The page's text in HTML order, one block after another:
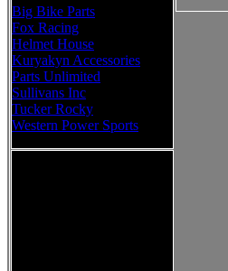
Big Bike Parts
Fox Racing
Helmet House
Kuryakyn Accessories
Parts Unlimited
Sullivans Inc
Tucker Rocky
Western Power Sports